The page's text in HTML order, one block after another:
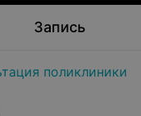
Запись
поликлиники